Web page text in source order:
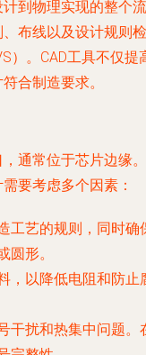
到物理实现的整个流
布线以及设计规则检
）。CAD工具不仅提
合制造要求。
通常位于芯片边缘。
要考虑多个因素：
工艺的规则，同时确
圆形。
，以降低电阻和防止
干扰和热集中问题。